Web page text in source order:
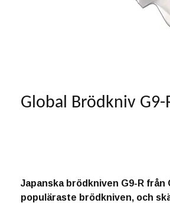
Global Brödkniv G9-
Japanska brödkniven G9-R från
populäraste brödkniven, och